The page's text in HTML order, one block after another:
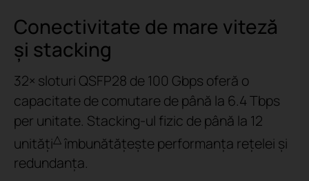
Conectivitate de mare viteză
și stacking
32× sloturi QSFP28 de 100 Gbps oferă o
capacitate de comutare de până la 6.4 Tbps
per unitate. Stacking-ul fizic de până la 12
unități△ îmbunătățește performanța rețelei și
redundanța.